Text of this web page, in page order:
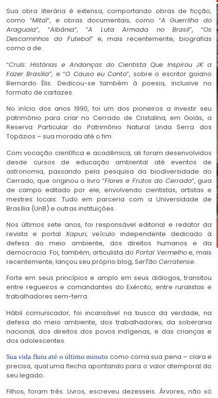
Sua obra literária é extensa, comportando obras de ficção,
como “Mitaí”, e obras documentais, como “A Guerrilha do
Araguaia”, “Albânia”, “A Luta Armada no Brasil”, “Os
Descaminhos do Futebol” e, mais recentemente, biografias
como a de:
“Cruls: Histórias e Andanças do Cientista Que Inspirou JK a
Fazer Brasília”, e “O Causo eu Conto”, sobre o escritor goiano
Bernardo Élis. Dedicou-se também à poesia, inclusive no
formato de cartazes.
No início dos anos 1990, foi um dos pioneiros a investir seu
patrimônio para criar no Cerrado de Cristalina, em Goiás, a
Reserva Particular do Patrimônio Natural Linda Serra dos
Topázios – sua morada até o fim.
Com vocação científica e acadêmica, ali foram desenvolvidos
desde cursos de educação ambiental até eventos de
astronomia, passando pela pesquisa da biodiversidade do
Cerrado, que originou o livro “Flores e Frutos do Cerrado”, guia
de campo editado por ele, envolvendo cientistas, artistas e
mestres locais. Tudo em parceria com a Universidade de
Brasília (UnB) e outras instituições.
Nos últimos sete anos, foi responsável editorial e redator da
revista e portal Xapuri, veículo independente dedicado à
defesa do meio ambiente, dos direitos humanos e da
democracia. Foi, também, articulista do Portal Vermelhoe, mais
recentemente, lançou seu próprio blog, SerTão Cerratense.
Forte em seus princípios e amplo em seus diálogos, transitou
entre regueiros e comandantes do Exército, entre ruralistas e
trabalhadores sem-terra.
Hábil comunicador, foi incansável na busca da verdade, na
defesa do meio ambiente, dos trabalhadores, da soberania
nacional, dos direitos dos povos indígenas, e das crianças e
dos adolescentes.
Sua vida fluiu até o último minuto como corria sua pena – clara e
precisa, qual uma flecha apontando para o valor atemporal do
seu legado.
Filhos, foram três. Livros, escreveu dezesseis. Árvores, não só